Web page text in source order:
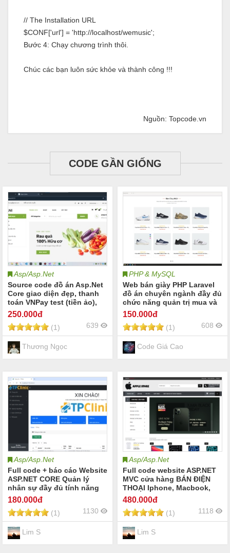
// The Installation URL
$CONF['url'] = 'http://localhost/wemusic';
Bước 4: Chạy chương trình thôi.
Chúc các bạn luôn sức khỏe và thành công !!!
Nguồn: Topcode.vn
CODE GẦN GIỐNG
Asp/Asp.Net
Source code đồ án Asp.Net
Core giao diện đẹp, thanh
toán VNPay test (tiền ảo),
thanh toán QR Code
Webhook Sepay (tiền thật),
login Google & Facebook &
JWT, đầy đủ chức năng
2025
250.000đ
(1) 639
Thương Ngọc
PHP & MySQL
Web bán giày PHP Laravel
đồ án chuyên ngành đầy đủ
chức năng quản trị mua và
bán
150.000đ
(1) 608
Code Giá Cao
Asp/Asp.Net
Full code + báo cáo Website
ASP.NET CORE Quản lý
nhân sự đầy đủ tính năng
180.000đ
(1) 1130
Lim S
Asp/Asp.Net
Full code website ASP.NET
MVC cửa hàng BÁN ĐIỆN
THOẠI Iphone, Macbook,
Airpods, Watch của Apple
đầy đủ tính năng nhất
480.000đ
(1) 1118
Lim S